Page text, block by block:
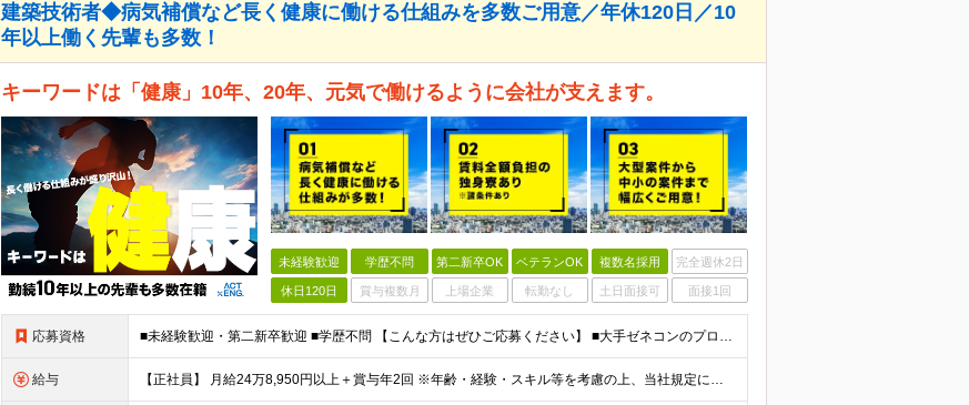
建築技術者◆病気補償など長く健康に働ける仕組みを多数ご用意／年休120日／10
年以上働く先輩も多数！
キーワードは「健康」10年、20年、元気で働けるように会社が支えます。
未経験歓迎 学歴不問 第二新卒OK ベテランOK 複数名採用 完全週休2日
休日120日 賞与複数月 上場企業 転勤なし 土日面接可 面接1回
応募資格 ■未経験歓迎・第二新卒歓迎 ■学歴不問 【こんな方はぜひご応募ください】 ■大手ゼネコンのプロジェクトに関わってみたい ■福利厚生が整った会社で働きたい ■年収アップを狙いたい ■スケールの大きな仕
給与 【正社員】 月給24万8,950円以上＋賞与年2回 ※年齢・経験・スキル等を考慮の上、当社規定により決定します。 ※残業代、通勤交通費は別途全額支給しています。 【契約社員】 月給28万2,080円